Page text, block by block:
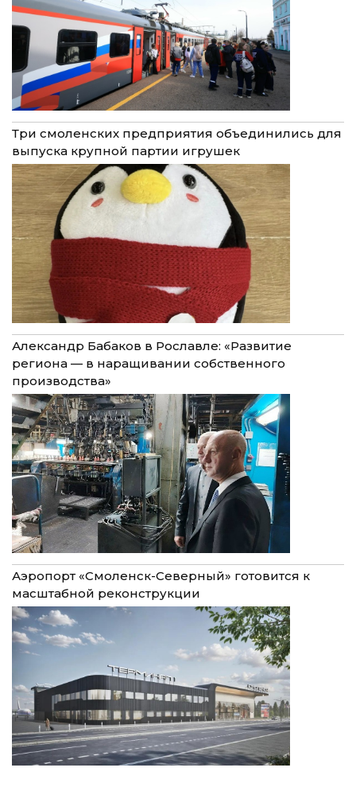
Три смоленских предприятия объединились для
выпуска крупной партии игрушек
Александр Бабаков в Рославле: «Развитие
региона — в наращивании собственного
производства»
Аэропорт «Смоленск-Северный» готовится к
масштабной реконструкции